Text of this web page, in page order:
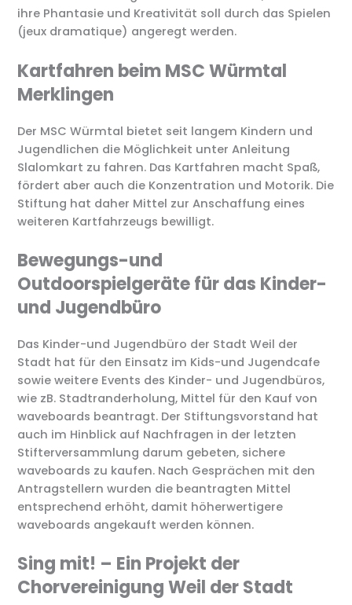
ihre Phantasie und Kreativität soll durch das Spielen
(jeux dramatique) angeregt werden.
Kartfahren beim MSC Würmtal
Merklingen
Der MSC Würmtal bietet seit langem Kindern und
Jugendlichen die Möglichkeit unter Anleitung
Slalomkart zu fahren. Das Kartfahren macht Spaß,
fördert aber auch die Konzentration und Motorik. Die
Stiftung hat daher Mittel zur Anschaffung eines
weiteren Kartfahrzeugs bewilligt.
Bewegungs-und
Outdoorspielgeräte für das Kinder-
und Jugendbüro
Das Kinder-und Jugendbüro der Stadt Weil der
Stadt hat für den Einsatz im Kids-und Jugendcafe
sowie weitere Events des Kinder- und Jugendbüros,
wie zB. Stadtranderholung, Mittel für den Kauf von
waveboards beantragt. Der Stiftungsvorstand hat
auch im Hinblick auf Nachfragen in der letzten
Stifterversammlung darum gebeten, sichere
waveboards zu kaufen. Nach Gesprächen mit den
Antragstellern wurden die beantragten Mittel
entsprechend erhöht, damit höherwertigere
waveboards angekauft werden können.
Sing mit! – Ein Projekt der
Chorvereinigung Weil der Stadt